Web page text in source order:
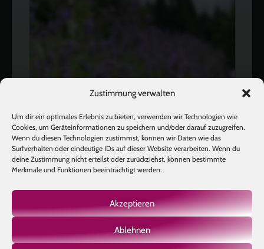
Zustimmung verwalten
Um dir ein optimales Erlebnis zu bieten, verwenden wir Technologien wie
Cookies, um Geräteinformationen zu speichern und/oder darauf zuzugreifen.
Wenn du diesen Technologien zustimmst, können wir Daten wie das
Surfverhalten oder eindeutige IDs auf dieser Website verarbeiten. Wenn du
deine Zustimmung nicht erteilst oder zurückziehst, können bestimmte
Merkmale und Funktionen beeinträchtigt werden.
Akzeptieren
Ablehnen